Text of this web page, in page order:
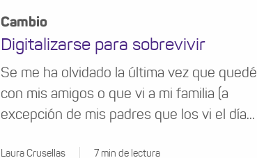
Cambio
Digitalizarse para sobrevivir
Se me ha olvidado la última vez que quedé
con mis amigos o que vi a mi familia (a
excepción de mis padres que los vi el día...
Laura Crusellas 7 min de lectura